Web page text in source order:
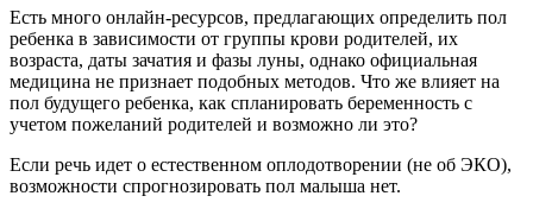
Есть много онлайн-ресурсов, предлагающих определить пол
ребенка в зависимости от группы крови родителей, их
возраста, даты зачатия и фазы луны, однако официальная
медицина не признает подобных методов. Что же влияет на
пол будущего ребенка, как спланировать беременность с
учетом пожеланий родителей и возможно ли это?
Если речь идет о естественном оплодотворении (не об ЭКО),
возможности спрогнозировать пол малыша нет.